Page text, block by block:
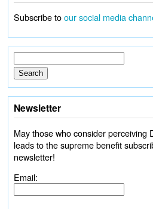
Subscribe toour social media
Newsletter
May those who consider perceiving
leads to the supreme benefit
newsletter!
Email: